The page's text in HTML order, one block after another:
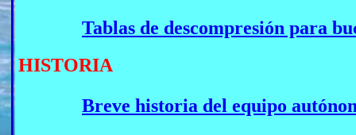
Tablas de descompresión para
HISTORIA
Breve historia del equipo